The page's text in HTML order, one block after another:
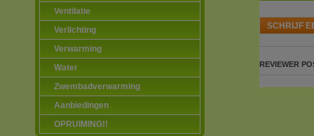
Ventilatie
Verlichting
Verwarming
Water
Zwembadverwarming
Aanbiedingen
OPRUIMING!!
SCHRIJF
REVIEWER